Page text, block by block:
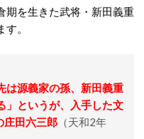
期を生きた武将・新田義重
。
は源義家の孫、新田義重
」というが、入手した文
庄田六三郎 （天和2年